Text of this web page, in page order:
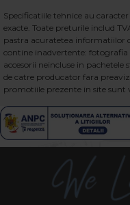
Specificatiile tehnice au
exacte. Toate preturile includ
pastra acuratetea informatiilor
contine inadvertente:
accesorii neincluse in
de catre producator fara
promotiile prezente in site